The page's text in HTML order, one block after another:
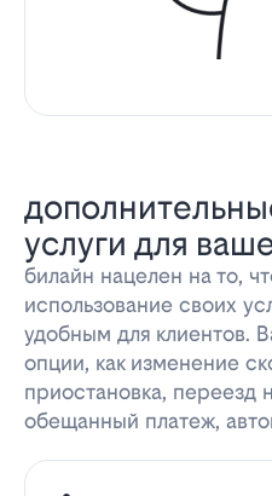
услуги для
билайн нацелен на то,
использование своих
удобным для клиентов.
опции, как изменение
приостановка, переезд
обещанный платеж,